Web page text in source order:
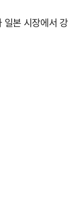
일본 시장에서 강